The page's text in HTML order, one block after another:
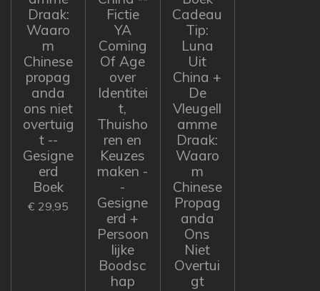
Draak:
Waaro
m
Chinese
propag
anda
ons niet
overtuig
t --
Gesigne
erd
Boek
€ 29,95
Fictie
YA
Coming
Of Age
over
Identitei
t,
Thuisho
ren en
Keuzes
maken -
-
Gesigne
erd +
Persoon
lijke
Boodsc
hap
Cadeau
Tip:
Luna
Uit
China +
De
Vleugell
amme
Draak:
Waaro
m
Chinese
Propag
anda
Ons
Niet
Overtui
gt